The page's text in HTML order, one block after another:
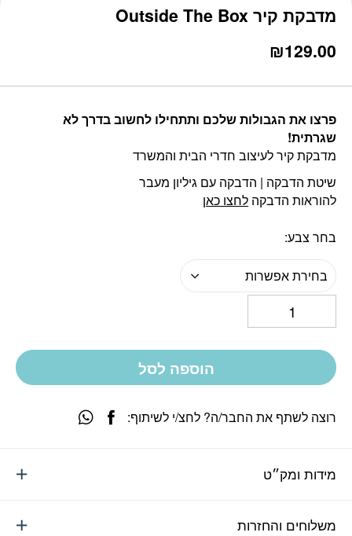
מדבקת קיר Outside The Box
₪129.00
פרצו את הגבולות שלכם ותתחילו לחשוב בדרך לא
שגרתית!
מדבקת קיר לעיצוב חדרי הבית והמשרד
שיטת הדבקה | הדבקה עם גיליון מעבר
להוראות הדבקה לחצו כאן
בחר צבע
בחירת אפשרות
הוספה לסל
מידות ומק״ט
משלוחים והחזרות
רוצה לשתף את החבר/ה? לחצ/י לשיתוף: